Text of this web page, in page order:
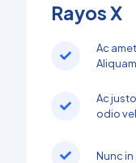
Rayos X
Ac
Ac
odio
Nunc